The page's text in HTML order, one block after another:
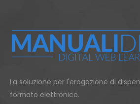
La soluzione per l'erogazione di
formato elettronico.